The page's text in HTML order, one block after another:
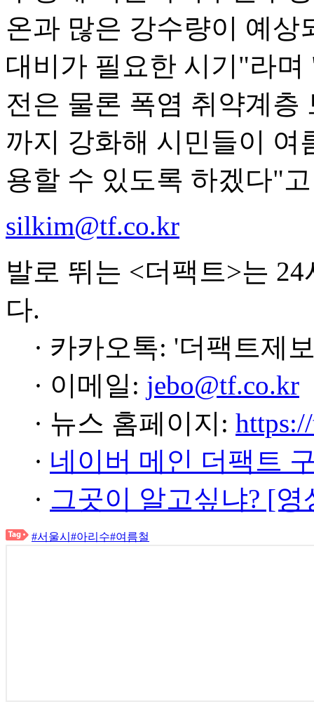
온과 많은 강수량이 예상
대비가 필요한 시기"라
전은 물론 폭염 취약계층
까지 강화해 시민들이 여
용할 수 있도록 하겠다"
silkim@tf.co.kr
발로 뛰는 <더팩트>는
다.
· 카카오톡: '더팩트제
· 이메일: jebo@tf.co.kr
· 뉴스 홈페이지:
· 네이버 메인 더팩트
· 그곳이 알고싶냐? [
#서울시 #아리수#여름철